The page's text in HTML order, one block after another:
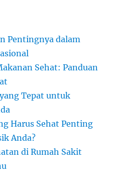
Pentingnya dalam
Sehat: Panduan
Tepat untuk
Harus Sehat Penting
Anda?
di Rumah Sakit